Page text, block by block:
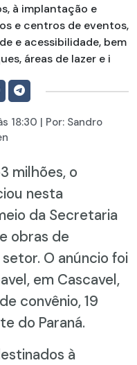
à implantação e
e centros de eventos,
e acessibilidade, bem
áreas de lazer e i
18:30 | Por: Sandro
milhões, o
nesta
da Secretaria
obras de
O anúncio foi
em Cascavel,
convênio, 19
do Paraná.
à